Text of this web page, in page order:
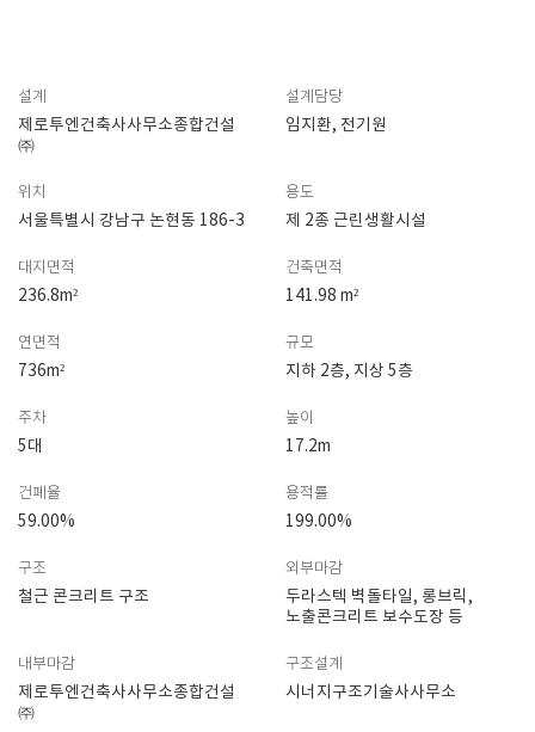
설계
제로투엔건축사사무소종합건설
㈜
설계담당
임지환, 전기원
위치
서울특별시 강남구 논현동 186-3
용도
제 2종 근린생활시설
대지면적
236.8m²
건축면적
141.98 m²
연면적
736m²
규모
지하 2층, 지상 5층
주차
5대
높이
17.2m
건폐율
59.00%
용적률
199.00%
구조
철근 콘크리트 구조
외부마감
두라스텍 벽돌타일, 롱브릭,
노출콘크리트 보수도장 등
내부마감
제로투엔건축사사무소종합건설
㈜
구조설계
시너지구조기술사사무소